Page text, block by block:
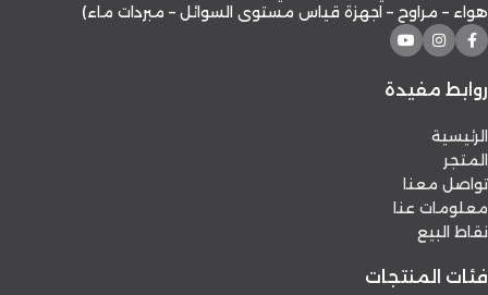
هواء – مراوح – اجهزة قياس مستوى السوائل – مبردات ماء)
روابط مفيدة
الرئيسية
المتجر
تواصل معنا
معلومات عنا
نقاط البيع
فئات المنتجات